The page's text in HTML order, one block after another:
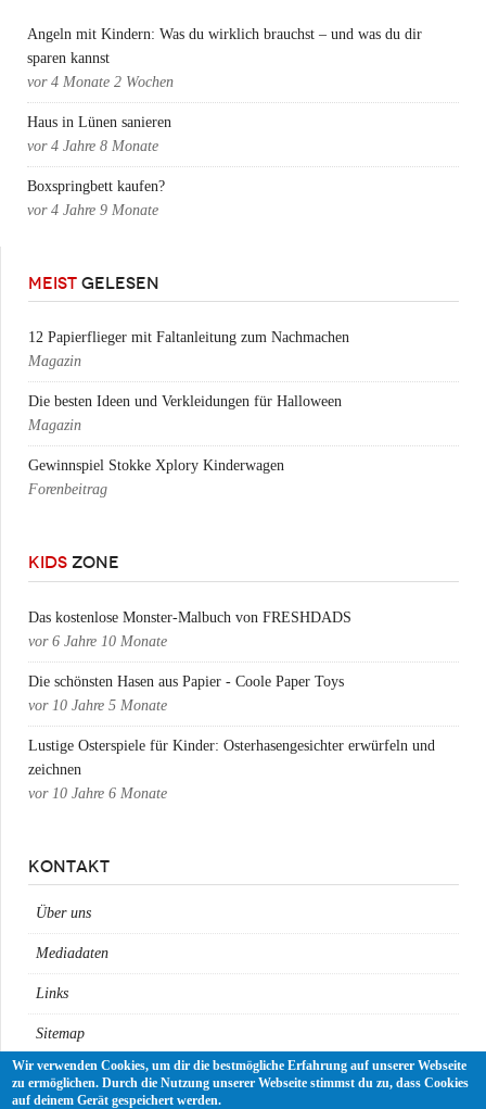
Angeln mit Kindern: Was du wirklich brauchst – und was du dir
sparen kannst
vor 4 Monate 2 Wochen
Haus in Lünen sanieren
vor 4 Jahre 8 Monate
Boxspringbett kaufen?
vor 4 Jahre 9 Monate
MEIST GELESEN
12 Papierflieger mit Faltanleitung zum Nachmachen
Magazin
Die besten Ideen und Verkleidungen für Halloween
Magazin
Gewinnspiel Stokke Xplory Kinderwagen
Forenbeitrag
KIDS ZONE
Das kostenlose Monster-Malbuch von FRESHDADS
vor 6 Jahre 10 Monate
Die schönsten Hasen aus Papier - Coole Paper Toys
vor 10 Jahre 5 Monate
Lustige Osterspiele für Kinder: Osterhasengesichter erwürfeln und
zeichnen
vor 10 Jahre 6 Monate
KONTAKT
Über uns
Mediadaten
Links
Sitemap
Impressum
Wir verwenden Cookies, um dir die bestmögliche Erfahrung auf unserer Webseite
zu ermöglichen. Durch die Nutzung unserer Webseite stimmst du zu, dass Cookies
auf deinem Gerät gespeichert werden.